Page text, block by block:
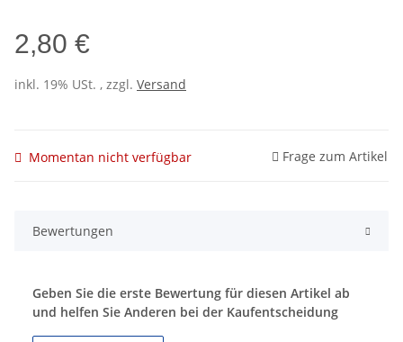
2,80 €
inkl. 19% USt. , zzgl. Versand
Momentan nicht verfügbar Frage zum Artikel
Bewertungen
Geben Sie die erste Bewertung für diesen Artikel ab
und helfen Sie Anderen bei der Kaufentscheidung